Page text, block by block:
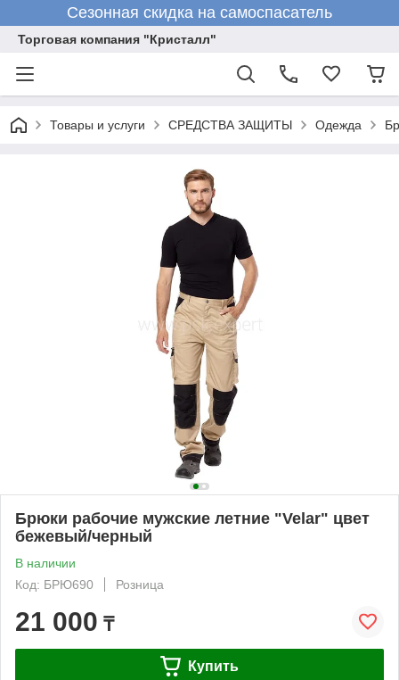
Сезонная скидка на самоспасатель
Торговая компания "Кристалл"
Товары и услуги СРЕДСТВА ЗАЩИТЫ Одежда
Брюки рабочие мужские летние "Velar" цвет
бежевый/черный
В наличии
Код: БРЮ690
Розница
21 000 ₸
Купить